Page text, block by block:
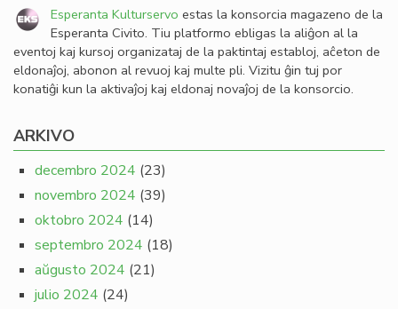
Esperanta Kulturservo estas la konsorcia magazeno de la
Esperanta Civito. Tiu platformo ebligas la aliĝon al la
eventoj kaj kursoj organizataj de la paktintaj establoj, aĉeton de
eldonaĵoj, abonon al revuoj kaj multe pli. Vizitu ĝin tuj por
konatiĝi kun la aktivaĵoj kaj eldonaj novaĵoj de la konsorcio.
ARKIVO
decembro 2024 (23)
novembro 2024 (39)
oktobro 2024 (14)
septembro 2024 (18)
aŭgusto 2024 (21)
julio 2024 (24)